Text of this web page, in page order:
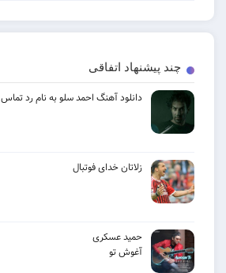
چند پیشنهاد اتفاقی
دانلود آهنگ احمد سلو به نام رد تماس
زلاتان خدای فوتبال
حمید عسکری
آغوش تو